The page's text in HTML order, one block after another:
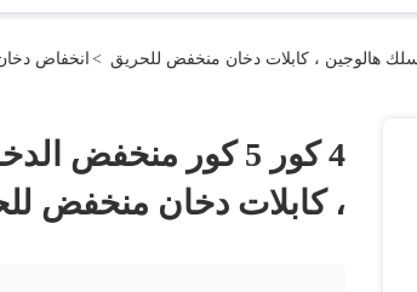
انخفاض >
4 كور 5 كور منخفض
، كابلات دخان منخفض